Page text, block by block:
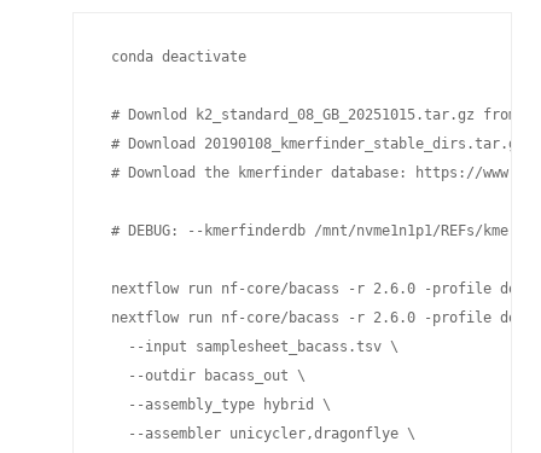
conda deactivate
# Downlod k2_standard_08_GB_20251015.tar.gz
# Download
# Download the kmerfinder database: https://
# DEBUG: --kmerfinderdb /mnt/nvme1n1p1/REFs/
nextflow run nf-core/bacass -r 2.6.0 -profile
nextflow run nf-core/bacass -r 2.6.0 -profile
   --input samplesheet_bacass.tsv \
   --outdir bacass_out \
   --assembly_type hybrid \
   --assembler unicycler,dragonflye \